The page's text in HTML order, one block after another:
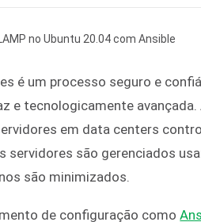
é um processo seguro e
e tecnologicamente
em data centers
servidores são gerenciados
são minimizados.
de configuração como